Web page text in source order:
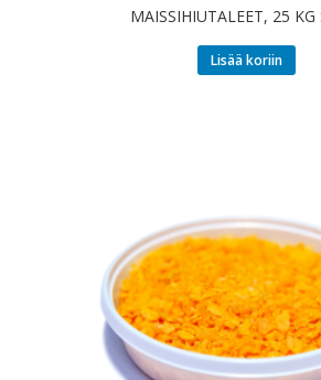
MAISSIHIUTALEET, 25 KG
Lisää koriin